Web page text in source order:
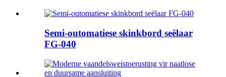
Semi-outomatiese skinkbord seëlaar
FG-040